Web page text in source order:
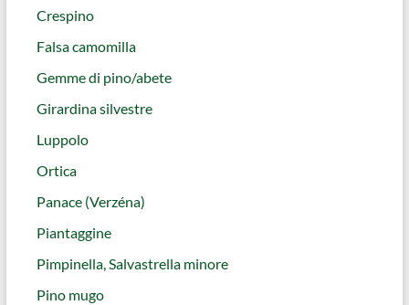
Crespino
Falsa camomilla
Gemme di pino/abete
Girardina silvestre
Luppolo
Ortica
Panace (Verzéna)
Piantaggine
Pimpinella, Salvastrella minore
Pino mugo